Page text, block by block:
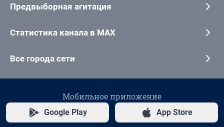
Предвыборная агитация
Статистика канала в MAX
Все города сети
Мобильное приложение
Google Play App Store